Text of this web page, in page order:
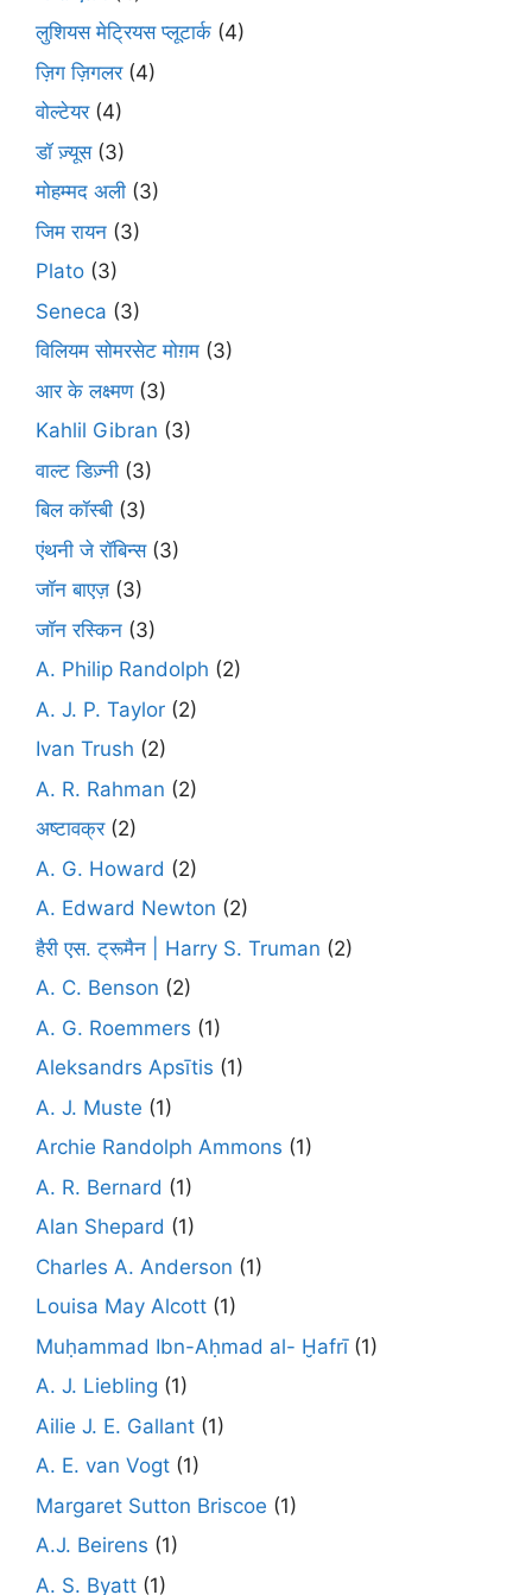
लुशियस मेट्रियस प्लूटार्क (4)
ज़िग ज़िगलर(4)
वोल्टेयर(4)
डॉ ज़्यूस(3)
मोहम्मद अली (3)
जिम रायन (3)
Plato (3)
Seneca (3)
विलियम सोमरसेट मोग़म (3)
आर के लक्ष्मण(3)
Kahlil Gibran (3)
वाल्ट डिज़्नी (3)
बिल कॉस्बी (3)
एंथनी जे रॉबिन्स(3)
जॉन बाएज़ (3)
जॉन रस्किन (3)
A. Philip Randolph (2)
A. J. P. Taylor (2)
Ivan Trush (2)
A. R. Rahman (2)
अष्टावक्र(2)
A. G. Howard (2)
A. Edward Newton (2)
हैरी एस. ट्रूमैन | Harry S. Truman (2)
A. C. Benson (2)
A. G. Roemmers (1)
Aleksandrs Apsītis (1)
A. J. Muste (1)
Archie Randolph Ammons (1)
A. R. Bernard (1)
Alan Shepard (1)
Charles A. Anderson (1)
Louisa May Alcott (1)
Muḥammad Ibn-Aḥmad al- Ḫafrī(1)
A. J. Liebling (1)
Ailie J. E. Gallant (1)
A. E. van Vogt (1)
Margaret Sutton Briscoe (1)
A.J. Beirens (1)
A. S. Byatt (1)